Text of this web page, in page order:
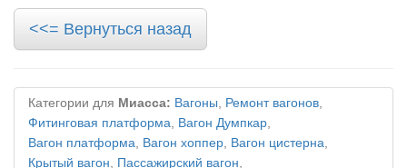
<<= Вернуться назад
Категории для Миасса: Вагоны, Ремонт вагонов,
Фитинговая платформа, Вагон Думпкар,
Вагон платформа, Вагон хоппер, Вагон цистерна,
Крытый вагон, Пассажирский вагон,